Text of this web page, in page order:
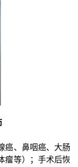
癌、鼻咽癌、大肠
瘤等）；手术后恢